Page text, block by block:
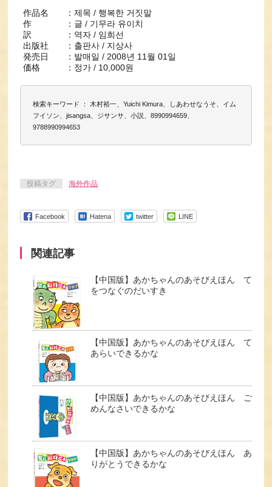
作品名 ：제목 / 행복한 거짓말
作 ：글 / 기무라 유이치
訳 ：역자 / 임희선
出版社 ：출판사 / 지상사
発売日 ：발매일 / 2008년 11월 01일
価格 ：정가 / 10,000원
検索キーワード ： 木村裕一、Yuichi Kimura、しあわせなうそ、イム
フイソン、jisangsa、ジサンサ、小説、8990994659、
9788990994653
投稿タグ 海外作品
Facebook Hatena twitter LINE
関連記事
【中国版】あかちゃんのあそびえほん て
をつなぐのだいすき
【中国版】あかちゃんのあそびえほん て
あらいできるかな
【中国版】あかちゃんのあそびえほん ご
めんなさいできるかな
【中国版】あかちゃんのあそびえほん あ
りがとうできるかな